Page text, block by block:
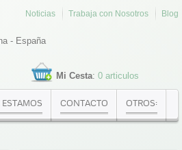
Noticias Trabaja con Nosotros Blog
- España
Mi Cesta: 0 articulos
CONTACTO OTROS: